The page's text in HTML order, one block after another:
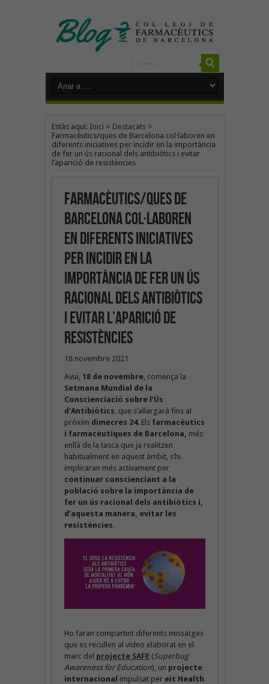
Estàs aquí: Inici > Destacats>
Farmacèutics/ques de Barcelona col·laboren en
diferents iniciatives per incidir en la importància
de fer un ús racional dels antibiòtics i evitar
l’aparició de resistències
Farmacèutics/ques de
Barcelona col·laboren
en diferents iniciatives
per incidir en la
importància de fer un ús
racional dels antibiòtics
i evitar l’aparició de
resistències
18 novembre 2021
Avui, 18 de novembre, comença la
Setmana Mundial de la
Conscienciació sobre l’Ús
d’Antibiòtics , que s’allargarà fins al
pròxim dimecres 24. Els farmacèutics
i farmacèutiques de Barcelona, més
enllà de la tasca que ja realitzen
habitualment en aquest àmbit, s’hi
implicaran més activament per
continuar conscienciant a la
població sobre la importància de
fer un ús racional dels antibiòtics i,
d’aquesta manera, evitar les
resistències.
Ho faran compartint diferents missatges
que es recullen al vídeo elaborat en el
marc del projecte SAFE(Superbug
Awareness for Education), un projecte
internacional impulsat per eit Health